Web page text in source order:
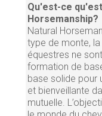
Qu'est-ce
Horsemanship?
Natural
type de monte,
équestres ne
formation de
base solide pour
et bienveillante
mutuelle.